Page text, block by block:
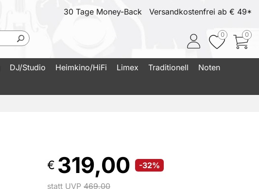
0
0
30 Tage Money-Back Versandkostenfrei ab € 49*
DJ/Studio Heimkino/HiFi Limex Traditionell
Noten
€ 319,00 -32%
statt UVP 469,00